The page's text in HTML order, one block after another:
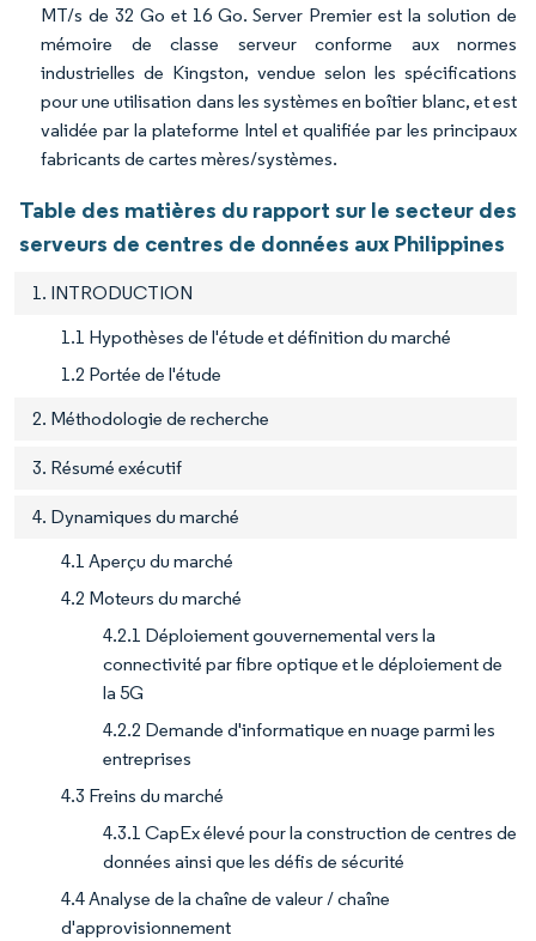
MT/s de 32 Go et 16 Go. Server Premier est la solution de
mémoire de classe serveur conforme aux normes
industrielles de Kingston, vendue selon les spécifications
pour une utilisation dans les systèmes en boîtier blanc, et est
validée par la plateforme Intel et qualifiée par les principaux
fabricants de cartes mères/systèmes.
Table des matières du rapport sur le secteur des
serveurs de centres de données aux Philippines
1. INTRODUCTION
1.1 Hypothèses de l'étude et définition du marché
1.2 Portée de l'étude
2. Méthodologie de recherche
3. Résumé exécutif
4. Dynamiques du marché
4.1 Aperçu du marché
4.2 Moteurs du marché
4.2.1 Déploiement gouvernemental vers la
connectivité par fibre optique et le déploiement de
la 5G
4.2.2 Demande d'informatique en nuage parmi les
entreprises
4.3 Freins du marché
4.3.1 CapEx élevé pour la construction de centres de
données ainsi que les défis de sécurité
4.4 Analyse de la chaîne de valeur / chaîne
d'approvisionnement